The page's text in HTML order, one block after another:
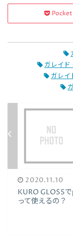
Pocket
ガレイド
ガレイ
2020.11.10
KURO GLOSS
って使えるの？